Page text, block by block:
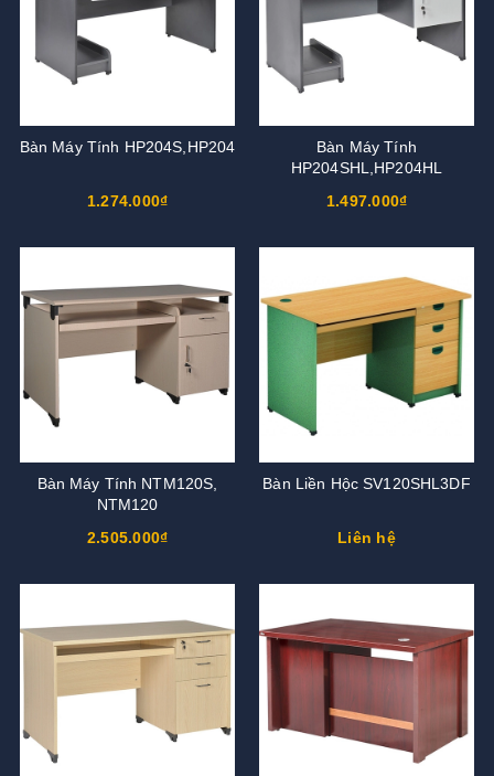
Bàn Máy Tính HP204S,HP204
1.274.000₫
Bàn Máy Tính
HP204SHL,HP204HL
1.497.000₫
Bàn Máy Tính NTM120S,
NTM120
2.505.000₫
Bàn Liền Hộc SV120SHL3DF
Liên hệ